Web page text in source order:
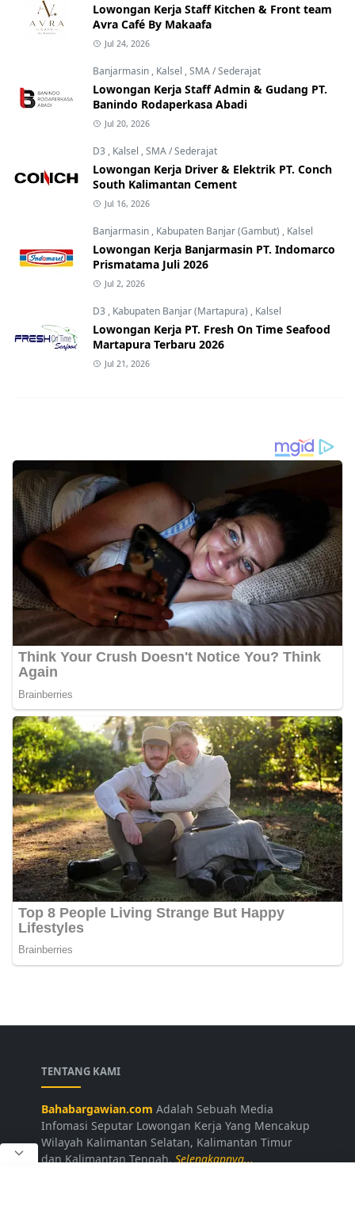
Lowongan Kerja Staff Kitchen & Front team
Avra Café By Makaafa
Jul 24, 2026
Banjarmasin , Kalsel ,SMA / Sederajat
Lowongan Kerja Staff Admin & Gudang PT.
Banindo Rodaperkasa Abadi
Jul 20, 2026
D3 , Kalsel ,SMA / Sederajat
Lowongan Kerja Driver & Elektrik PT. Conch
South Kalimantan Cement
Jul 16, 2026
Banjarmasin , Kabupaten Banjar (Gambut) , Kalsel
Lowongan Kerja Banjarmasin PT. Indomarco
Prismatama Juli 2026
Jul 2, 2026
D3 , Kabupaten Banjar (Martapura) , Kalsel
Lowongan Kerja PT. Fresh On Time Seafood
Martapura Terbaru 2026
Jul 21, 2026
TENTANG KAMI
Bahabargawian.com Adalah Sebuah Media
Infomasi Seputar Lowongan Kerja Yang Mencakup
Wilayah Kalimantan Selatan, Kalimantan Timur
dan Kalimantan Tengah.Selengkapnya...